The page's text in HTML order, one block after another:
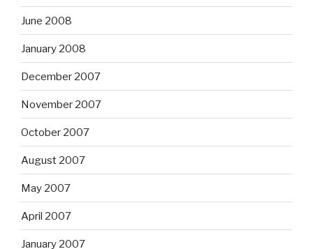
June 2008
January 2008
December 2007
November 2007
October 2007
August 2007
May 2007
April 2007
January 2007